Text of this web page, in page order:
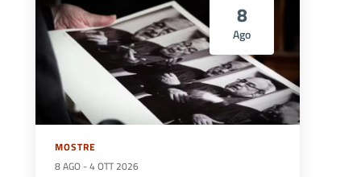
8
Ago
MOSTRE
8 AGO -4 OTT 2026